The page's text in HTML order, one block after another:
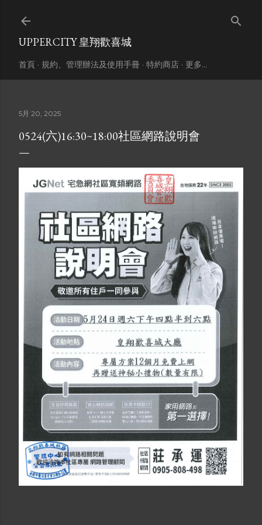
UPPERCITY 皇翔歡喜城
首頁 規約、管理辦法及使用手冊 特約商店 更多…
5月 20, 2025
0524(六)16:30~18:00社區網路說明會